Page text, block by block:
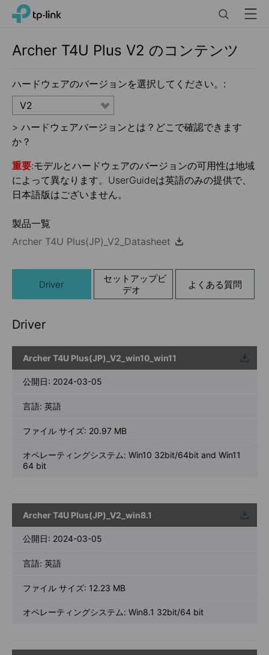
Click
navigation
TP-Link, Reliably Smart Menu
Archer T4U Plus V2 のコンテンツ
ハードウェアのバージョンを選択してください。:
V2
> ハードウェアバージョンとは？どこで確認できます
か？
重要:モデルとハードウェアのバージョンの可用性は地域
によって異なります。UserGuideは英語のみの提供で、
日本語版はございません。
製品一覧
Archer T4U Plus(JP)_V2_Datasheet
Driver
セットアップビ
デオ
よくある質問
Driver
Archer T4U Plus(JP)_V2_win10_win11
ウンロ
ード
公開日: 2024-03-05
言語: 英語
ファイル サイズ: 20.97 MB
オペレーティングシステム: Win10 32bit/64bit and Win11
64 bit
Archer T4U Plus(JP)_V2_win8.1
ウンロ
ード
公開日: 2024-03-05
言語: 英語
ファイル サイズ: 12.23 MB
オペレーティングシステム: Win8.1 32bit/64 bit